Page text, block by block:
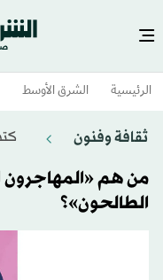
الرئيسية الشرق الأوسط​
ثقافة وفنون
من هم «المهاجرون
الطالحون»؟